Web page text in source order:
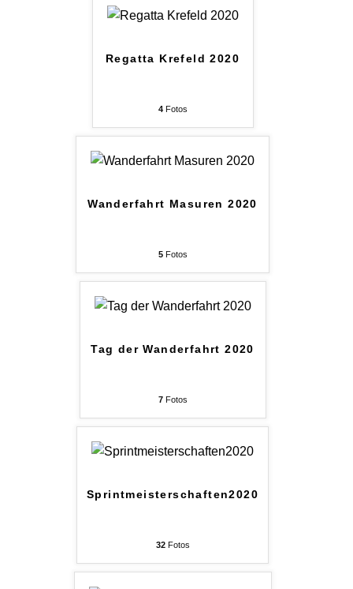
Regatta Krefeld 2020
4Fotos
Wanderfahrt Masuren 2020
5Fotos
Tag der Wanderfahrt 2020
7Fotos
Sprintmeisterschaften2020
32Fotos